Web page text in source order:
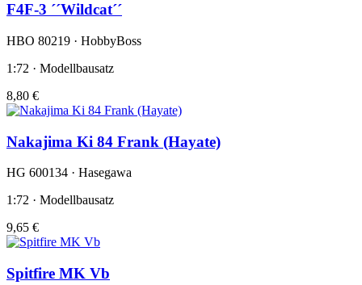
F4F-3 ´´Wildcat´´
HBO 80219 · HobbyBoss
1:72 · Modellbausatz
8,80 €
Nakajima Ki 84 Frank (Hayate)
HG 600134 · Hasegawa
1:72 · Modellbausatz
9,65 €
Spitfire MK Vb